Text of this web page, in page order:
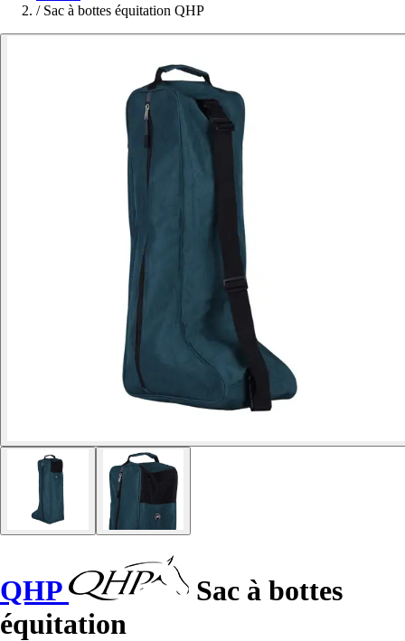
/ Sac à bottes équitation QHP
QHP
Sac à bottes
équitation